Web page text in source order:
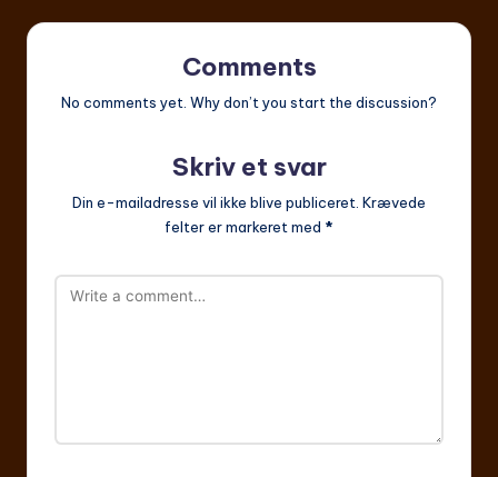
Comments
No comments yet. Why don’t you start the discussion?
Skriv et svar
Din e-mailadresse vil ikke blive publiceret. Krævede
felter er markeret med *